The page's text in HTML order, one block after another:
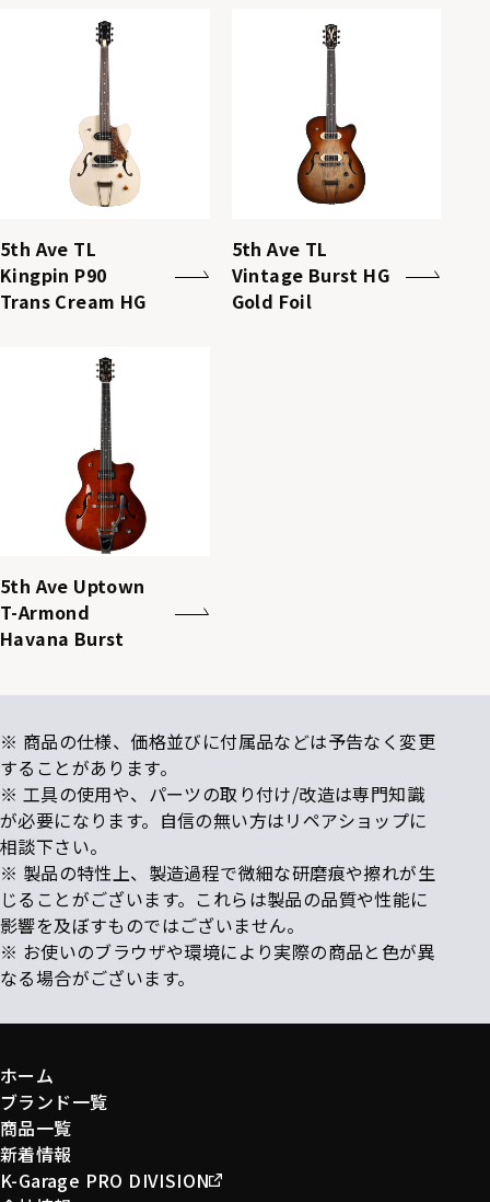
5th Ave TL
Kingpin P90
Trans Cream HG
5th Ave TL
Vintage Burst HG
Gold Foil
5th Ave Uptown
T-Armond
Havana Burst
※ 商品の仕様、価格並びに付属品などは予告なく変更
することがあります。
※ 工具の使用や、パーツの取り付け/改造は専門知識
が必要になります。自信の無い方はリペアショップに
相談下さい。
※ 製品の特性上、製造過程で微細な研磨痕や擦れが生
じることがございます。これらは製品の品質や性能に
影響を及ぼすものではございません。
※ お使いのブラウザや環境により実際の商品と色が異
なる場合がございます。
ホーム
ブランド一覧
商品一覧
新着情報
K-Garage PRO DIVISION